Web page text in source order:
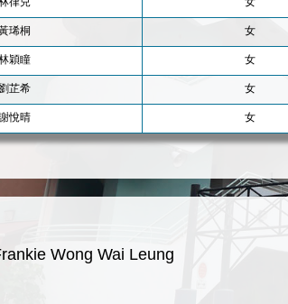
律兒 女
琋桐 女
穎瞳 女
芷希 女
悅晴 女
Wong Wai Leung